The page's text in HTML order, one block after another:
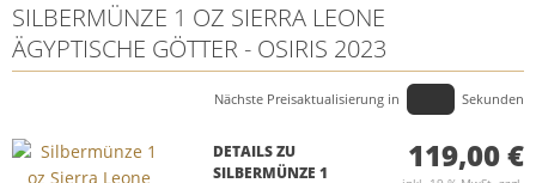
SILBERMÜNZE 1 OZ SIERRA LEONE
ÄGYPTISCHE GÖTTER - OSIRIS 2023
Nächste Preisaktualisierung in Sekunden
DETAILS ZU
SILBERMÜNZE 1
119,00 €